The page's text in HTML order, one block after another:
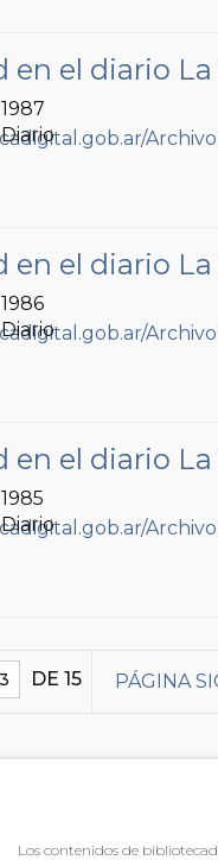
en el diario
1987
Diario
en el diario
1986
Diario
en el diario
1985
Diario
DE 15 PÁGINA
Los contenidos de